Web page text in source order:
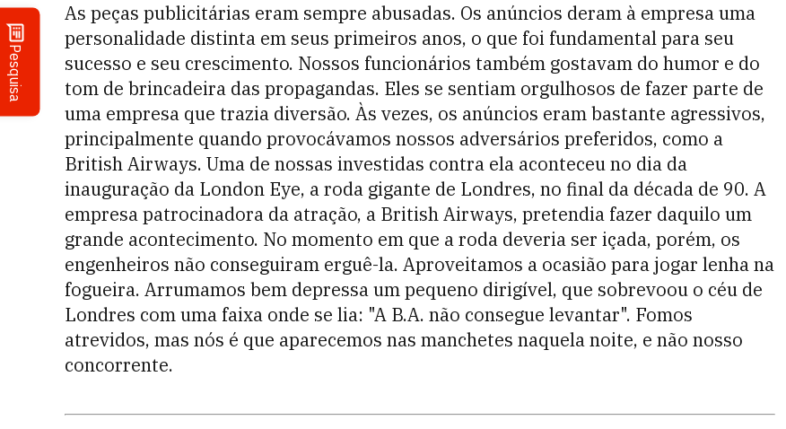
Pesquisa
As peças publicitárias eram sempre abusadas. Os anúncios deram à empresa uma
personalidade distinta em seus primeiros anos, o que foi fundamental para seu
sucesso e seu crescimento. Nossos funcionários também gostavam do humor e do
tom de brincadeira das propagandas. Eles se sentiam orgulhosos de fazer parte de
uma empresa que trazia diversão. Às vezes, os anúncios eram bastante agressivos,
principalmente quando provocávamos nossos adversários preferidos, como a
British Airways. Uma de nossas investidas contra ela aconteceu no dia da
inauguração da London Eye, a roda gigante de Londres, no final da década de 90. A
empresa patrocinadora da atração, a British Airways, pretendia fazer daquilo um
grande acontecimento. No momento em que a roda deveria ser içada, porém, os
engenheiros não conseguiram erguê-la. Aproveitamos a ocasião para jogar lenha na
fogueira. Arrumamos bem depressa um pequeno dirigível, que sobrevoou o céu de
Londres com uma faixa onde se lia: "A B.A. não consegue levantar". Fomos
atrevidos, mas nós é que aparecemos nas manchetes naquela noite, e não nosso
concorrente.